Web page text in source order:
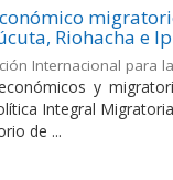
Riohacha e
Internacional para
y
Integral
de ...